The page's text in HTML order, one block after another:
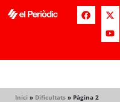
Inici » Dificultats » Pàgina 2